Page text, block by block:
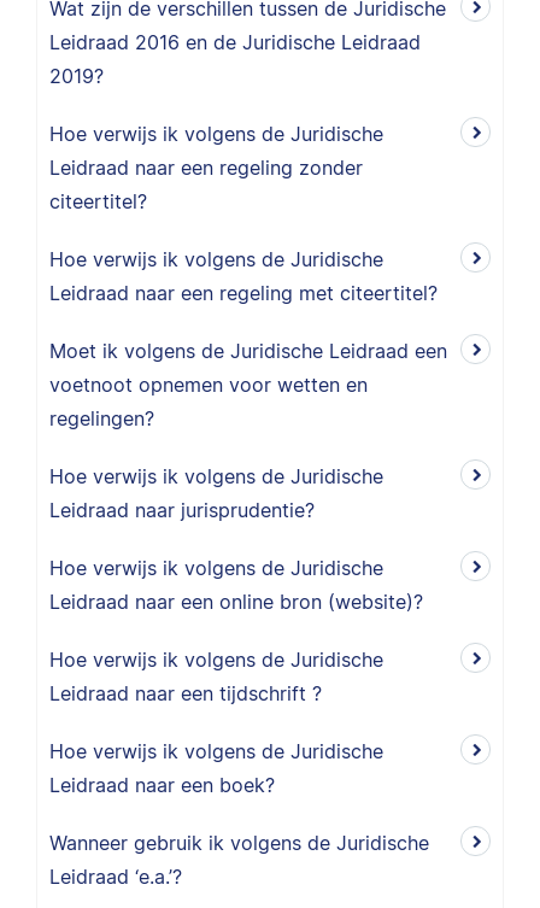
Wat zijn de verschillen tussen de Juridische
Leidraad 2016 en de Juridische Leidraad
2019?
Hoe verwijs ik volgens de Juridische
Leidraad naar een regeling zonder
citeertitel?
Hoe verwijs ik volgens de Juridische
Leidraad naar een regeling met citeertitel?
Moet ik volgens de Juridische Leidraad een
voetnoot opnemen voor wetten en
regelingen?
Hoe verwijs ik volgens de Juridische
Leidraad naar jurisprudentie?
Hoe verwijs ik volgens de Juridische
Leidraad naar een online bron (website)?
Hoe verwijs ik volgens de Juridische
Leidraad naar een tijdschrift ?
Hoe verwijs ik volgens de Juridische
Leidraad naar een boek?
Wanneer gebruik ik volgens de Juridische
Leidraad ‘e.a.’?